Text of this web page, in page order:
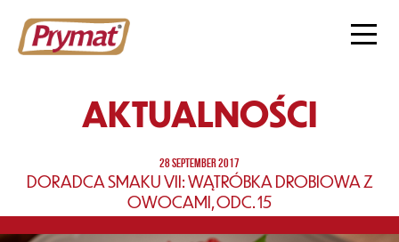
AKTUALNOŚCI
28 SEPTEMBER 2017
DORADCA SMAKU VII: WĄTRÓBKA DROBIOWA Z
OWOCAMI, ODC. 15